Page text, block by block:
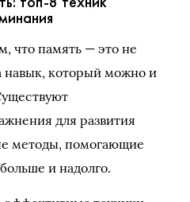
что память — это не
навык, который можно и
для развития
методы, помогающие
и надолго.